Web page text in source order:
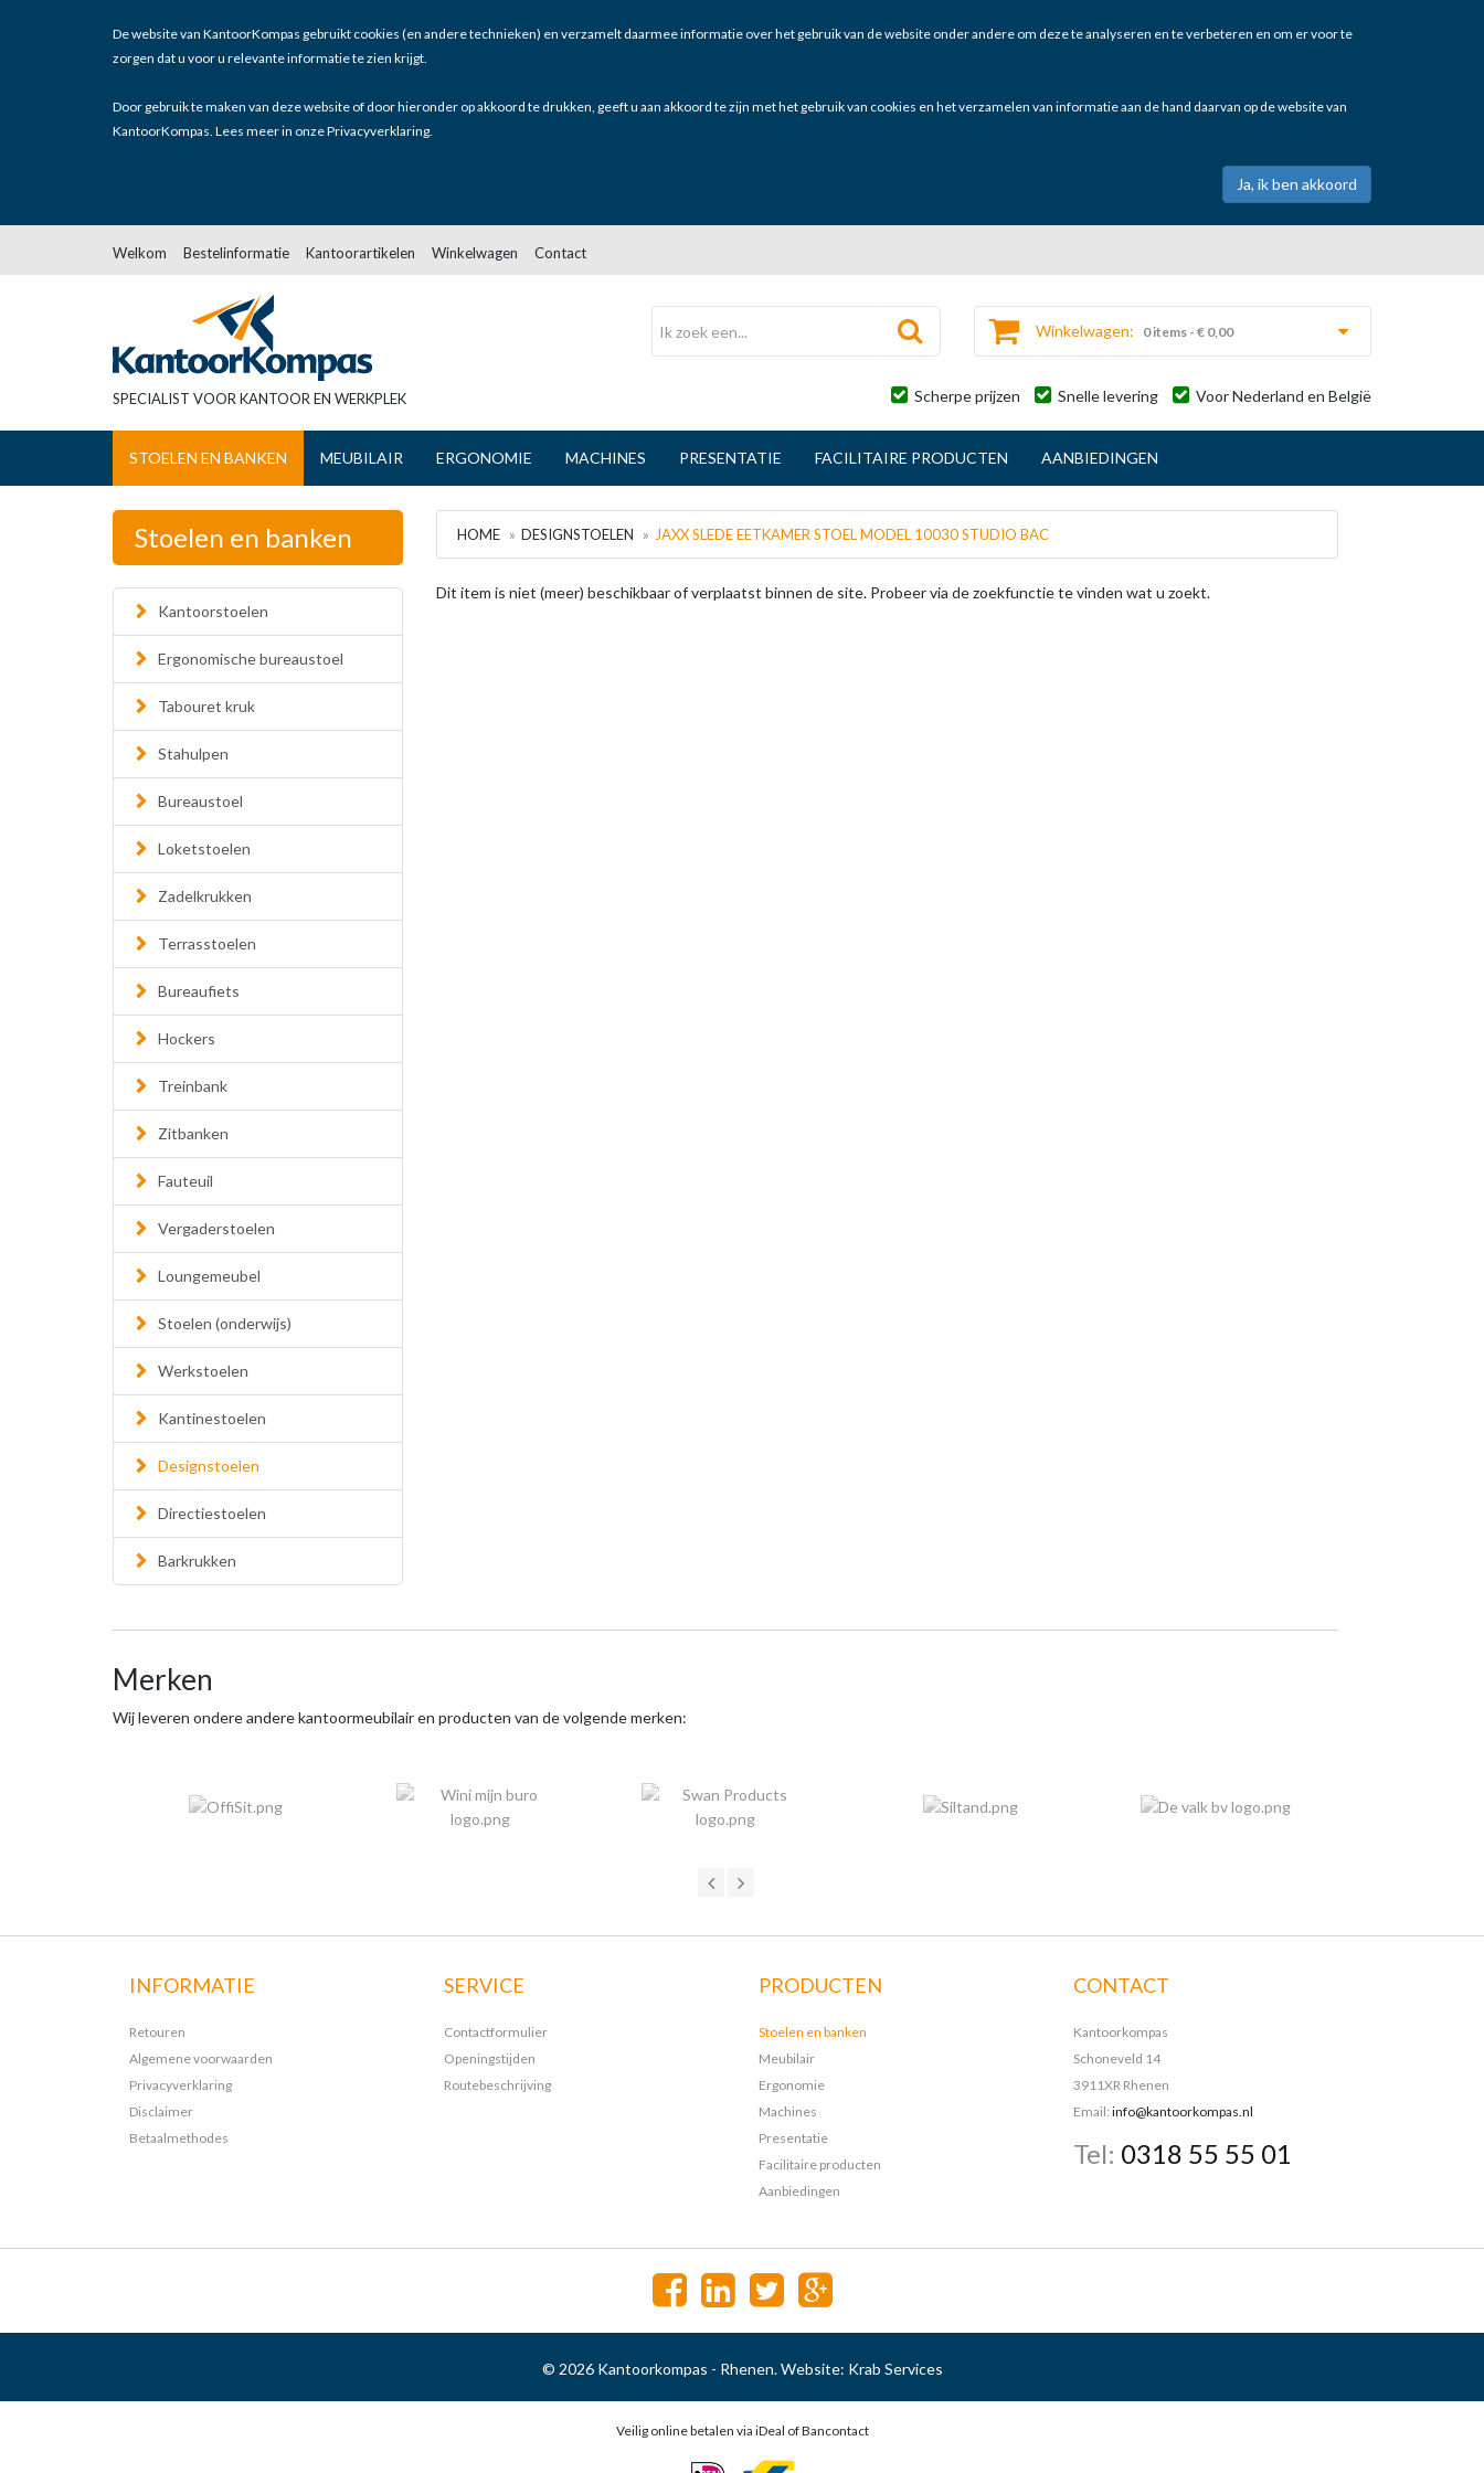
De website van KantoorKompas gebruikt cookies (en andere technieken) en verzamelt daarmee informatie over het gebruik van de website onder andere om deze te analyseren en te verbeteren en om er voor te
zorgen dat u voor u relevante informatie te zien krijgt.
Door gebruik te maken van deze website of door hieronder op akkoord te drukken, geeft u aan akkoord te zijn met het gebruik van cookies en het verzamelen van informatie aan de hand daarvan op de website van
KantoorKompas. Lees meer in onzePrivacyverklaring.
Welkom Bestelinformatie Kantoorartikelen Winkelwagen Contact
SPECIALIST VOOR KANTOOR EN WERKPLEK
Winkelwagen: 0 items - € 0,00
Scherpe prijzen Snelle levering Voor Nederland en België
STOELEN EN BANKEN MEUBILAIR ERGONOMIE MACHINES PRESENTATIE FACILITAIRE PRODUCTEN AANBIEDINGEN
Stoelen en banken
Kantoorstoelen
Ergonomische bureaustoel
Tabouret kruk
Stahulpen
Bureaustoel
Loketstoelen
Zadelkrukken
Terrasstoelen
Bureaufiets
Hockers
Treinbank
Zitbanken
Fauteuil
Vergaderstoelen
Loungemeubel
Stoelen (onderwijs)
Werkstoelen
Kantinestoelen
Designstoelen
Directiestoelen
Barkrukken
HOME DESIGNSTOELEN JAXX SLEDE EETKAMER STOEL MODEL 10030 STUDIO BAC
Dit item is niet (meer) beschikbaar of verplaatst binnen de site. Probeer via de zoekfunctie te vinden wat u zoekt.
Merken
Wij leveren ondere andere kantoormeubilair en producten van de volgende merken:
INFORMATIE
Retouren
Algemene voorwaarden
Privacyverklaring
Disclaimer
Betaalmethodes
SERVICE
Contactformulier
Openingstijden
Routebeschrijving
PRODUCTEN
Stoelen en banken
Meubilair
Ergonomie
Machines
Presentatie
Facilitaire producten
Aanbiedingen
CONTACT
Kantoorkompas
Schoneveld 14
3911XR Rhenen
Email: info@kantoorkompas.nl
Tel: 0318 55 55 01
© 2026 Kantoorkompas - Rhenen. Website: Krab Services
Veilig online betalen via iDeal of Bancontact